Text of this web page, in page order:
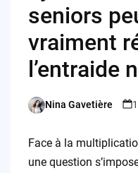
seniors
vraiment
l’entraide
Posted
Nina Gavetière
Face à la
une question